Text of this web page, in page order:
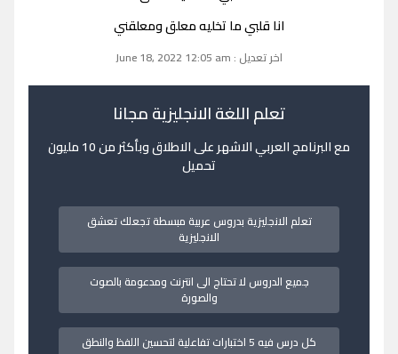
انا قلبي ما تخليه معلق ومعلقني
اخر تعديل : June 18, 2022 12:05 am
تعلم اللغة الانجليزية مجانا
مع البرنامج العربي الاشهر على الاطلاق وبأكثر من 10 مليون
تحميل
تعلم الانجليزية بدروس عربية مبسطة تجعلك تعشق
الانجليزية
جميع الدروس لا تحتاج الى انترنت ومدعومة بالصوت
والصورة
كل درس فيه 5 اختبارات تفاعلية لتحسين اللفظ والنطق